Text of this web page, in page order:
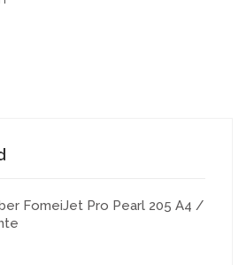
FomeiJet Pro Pearl 205 A4 /